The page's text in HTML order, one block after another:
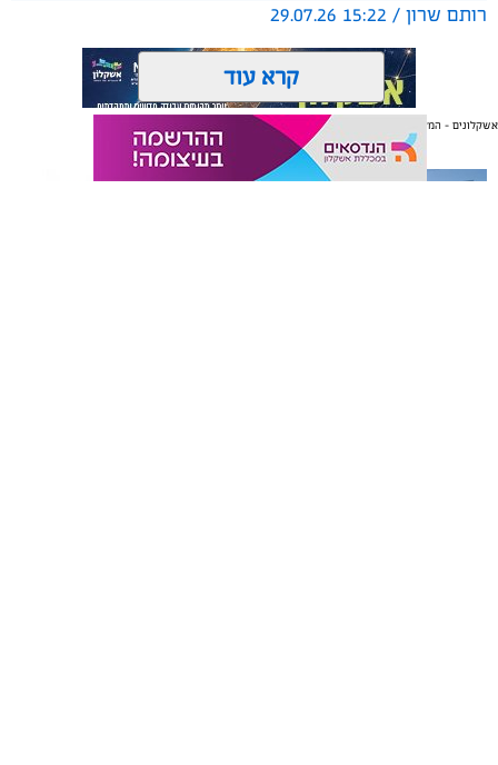
רותם שרון / 15:22 29.07.26
תגים:משטרת ישראל
קרא עוד
אשקלונים - המקומון היומי של אשקלון באינטרנט
אולי יעניין אותך גם